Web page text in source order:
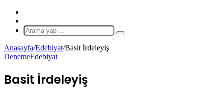
Makale
Arama
Anasayfa/Edebiyat/Basit İrdeleyiş
DenemeEdebiyat
Basit İrdeleyiş